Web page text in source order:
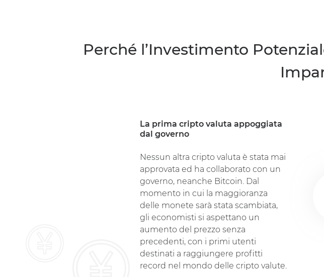
Perché l’Investimento
La prima cripto valuta appoggiata
dal governo
Nessun altra cripto valuta è stata mai
approvata ed ha collaborato con un
governo, neanche Bitcoin. Dal
momento in cui la maggioranza
delle monete sarà stata scambiata,
gli economisti si aspettano un
aumento del prezzo senza
precedenti, con i primi utenti
destinati a raggiungere profitti
record nel mondo delle cripto valute.